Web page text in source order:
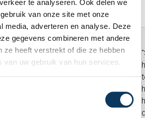
te analyseren. Ook delen we
van onze site met onze
media, adverteren en analyse. Deze
gegevens combineren met andere
ze heeft verstrekt of die ze hebben
van uw gebruik van hun services.
keurmeester, die
voor de keuring en
uitleg indien